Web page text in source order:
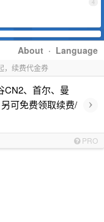
4
About · Language
，续费代金券
CN2、首尔、曼
可免费领取续费/
›
PRO